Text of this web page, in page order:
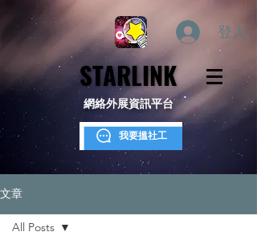
登入
STARLINK
STARLINK
網絡外展資訊平台
我要搵社工
文章
All Posts